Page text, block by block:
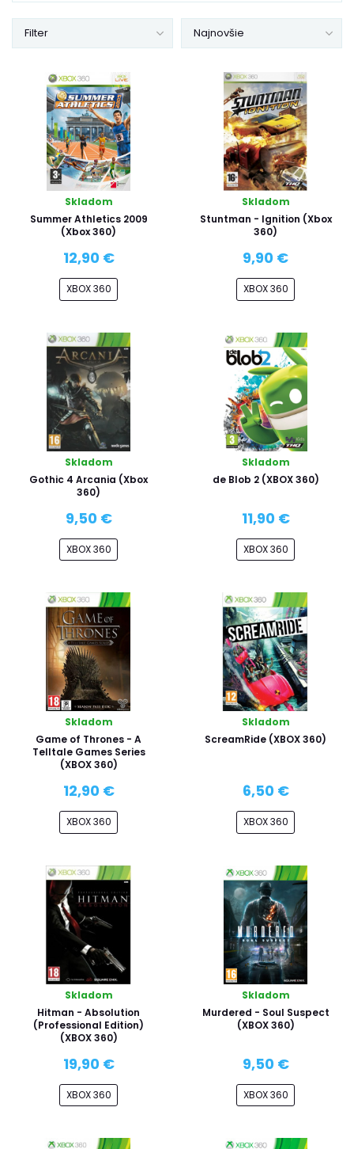
Najnovšie
Filter
Skladom
Summer Athletics 2009
(Xbox 360)
12,90 €
XBOX 360
Skladom
Stuntman - Ignition (Xbox
360)
9,90 €
XBOX 360
Skladom
Gothic 4 Arcania (Xbox
360)
9,50 €
XBOX 360
Skladom
de Blob 2 (XBOX 360)
11,90 €
XBOX 360
Skladom
Game of Thrones - A
Telltale Games Series
(XBOX 360)
12,90 €
XBOX 360
Skladom
ScreamRide (XBOX 360)
6,50 €
XBOX 360
Skladom
Hitman - Absolution
(Professional Edition)
(XBOX 360)
19,90 €
XBOX 360
Skladom
Murdered - Soul Suspect
(XBOX 360)
9,50 €
XBOX 360